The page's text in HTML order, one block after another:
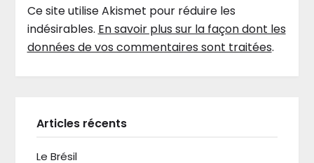
Ce site utilise Akismet pour réduire les
indésirables. En savoir plus sur la façon dont les
données de vos commentaires sont traitées.
Articles récents
Le Brésil